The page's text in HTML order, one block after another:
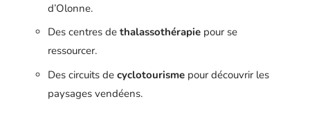
d’Olonne.
Des centres de thalassothérapie pour se
ressourcer.
Des circuits de cyclotourisme pour découvrir les
paysages vendéens.